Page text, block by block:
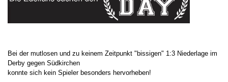
Bei der mutlosen und zu keinem Zeitpunkt "bissigen" 1:3 Niederlage im
Derby gegen Südkirchen
konnte sich kein Spieler besonders hervorheben!